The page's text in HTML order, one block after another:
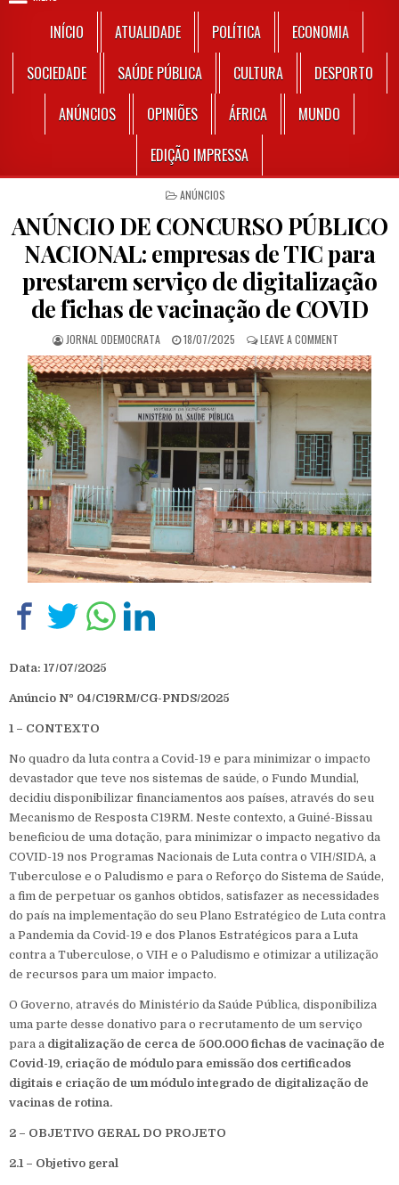
INÍCIO ATUALIDADE POLÍTICA
ECONOMIA
SOCIEDADE
SAÚDE PÚBLICA CULTURA
DESPORTO
ANÚNCIOS
OPINIÕES ÁFRICA
MUNDO
EDIÇÃO IMPRESSA
POSTED IN
ANÚNCIOS
ANÚNCIO DE CONCURSO PÚBLICO
NACIONAL: empresas de TIC para
prestarem serviço de digitalização
de fichas de vacinação de COVID
AUTHOR:
JORNAL ODEMOCRATA PUBLISHED DATE:
18/07/2025 LEAVE A COMMENTON ANÚNCIO
Data: 17/07/2025
Anúncio Nº 04/C19RM/CG-PNDS/2025
1 – CONTEXTO
No quadro da luta contra a Covid-19 e para minimizar o impacto
devastador que teve nos sistemas de saúde, o Fundo Mundial,
decidiu disponibilizar financiamentos aos países, através do seu
Mecanismo de Resposta C19RM. Neste contexto, a Guiné-Bissau
beneficiou de uma dotação, para minimizar o impacto negativo da
COVID-19 nos Programas Nacionais de Luta contra o VIH/SIDA, a
Tuberculose e o Paludismo e para o Reforço do Sistema de Saúde,
a fim de perpetuar os ganhos obtidos, satisfazer as necessidades
do país na implementação do seu Plano Estratégico de Luta contra
a Pandemia da Covid-19 e dos Planos Estratégicos para a Luta
contra a Tuberculose, o VIH e o Paludismo e otimizar a utilização
de recursos para um maior impacto.
O Governo, através do Ministério da Saúde Pública, disponibiliza
uma parte desse donativo para o recrutamento de um serviço
para a digitalização de cerca de 500.000 fichas de vacinação de
Covid-19, criação de módulo para emissão dos certificados
digitais e criação de um módulo integrado de digitalização de
vacinas de rotina.
2 – OBJETIVO GERAL DO PROJETO
2.1 – Objetivo geral